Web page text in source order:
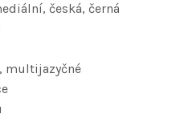
česká, černá
multijazyčné